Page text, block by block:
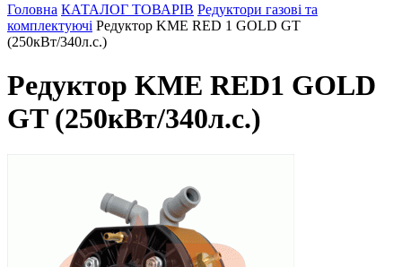
Головна КАТАЛОГ ТОВАРІВ Редуктори газові та
комплектуючі Редуктор KME RED 1 GOLD GT
(250кВт/340л.с.)
Редуктор KME RED1 GOLD
GT (250кВт/340л.с.)